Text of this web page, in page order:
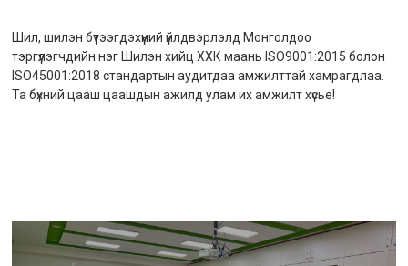
Шил, шилэн бүтээгдэхүүний үйлдвэрлэлд Монголдоо
тэргүүлэгчдийн нэг Шилэн хийц ХХК маань ISO9001:2015 болон
ISO45001:2018 стандартын аудитдаа амжилттай хамрагдлаа.
Та бүхний цааш цаашдын ажилд улам их амжилт хүсье!